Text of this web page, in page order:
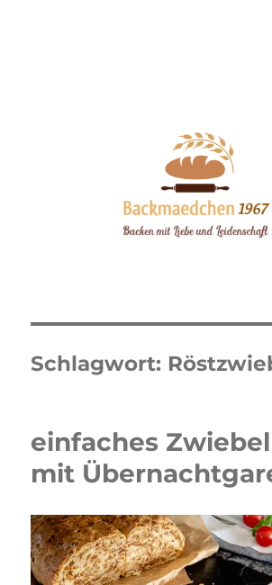
Schlagwort:
einfaches
mit